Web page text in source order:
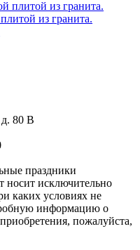
из гранита.
80 В
праздники
носит исключительно
каких условиях не
информацию о
пожалуйста,